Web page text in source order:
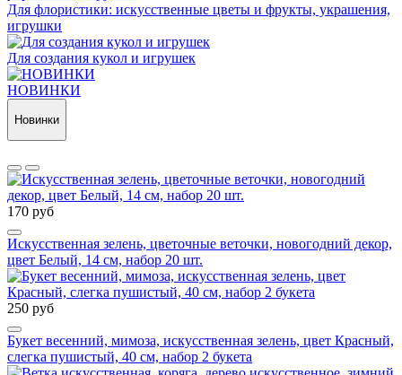
Для флористики: искусственные цветы и фрукты, украшения,
игрушки
Для создания кукол и игрушек
НОВИНКИ
Новинки
170 руб
Искусственная зелень, цветочные веточки, новогодний декор,
цвет Белый, 14 см, набор 20 шт.
250 руб
Букет весенний, мимоза, искусственная зелень, цвет Красный,
слегка пушистый, 40 см, набор 2 букета